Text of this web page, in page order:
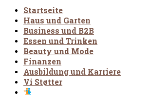
Startseite
Haus und Garten
Business und B2B
Essen und Trinken
Beauty und Mode
Finanzen
Ausbildung und Karriere
Vi Støtter